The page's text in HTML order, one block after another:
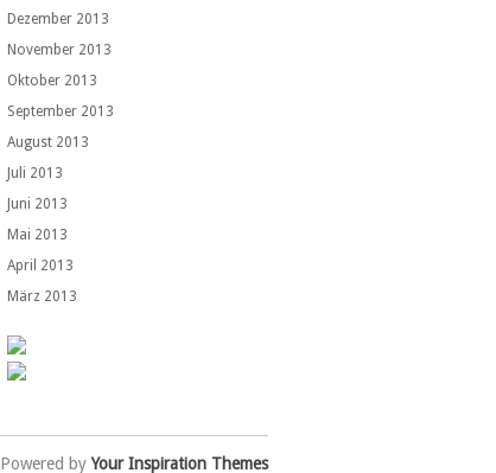
Dezember 2013
November 2013
Oktober 2013
September 2013
August 2013
Juli 2013
Juni 2013
Mai 2013
April 2013
März 2013
Powered byYour Inspiration Themes